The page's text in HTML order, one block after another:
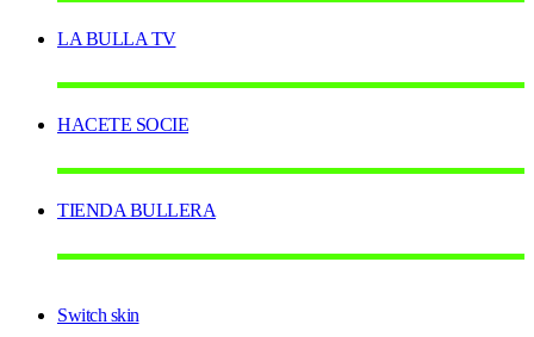
LA BULLA TV
HACETE SOCIE
TIENDA BULLERA
Switch skin